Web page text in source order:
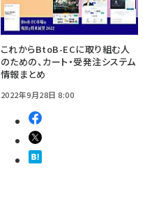
これからBtoB-ECに取り組む人
のための、カート・受発注システム
情報まとめ
2022年9月28日 8:00